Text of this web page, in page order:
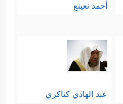
أحمد نعينع
عبد الهادي كناكري